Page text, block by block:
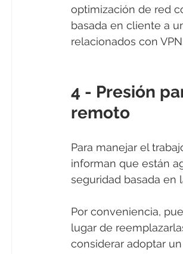
optimización de red
basada en cliente a
relacionados con
4 - Presión
remoto
Para manejar el
informan que están
seguridad basada en
Por conveniencia,
lugar de
considerar adoptar